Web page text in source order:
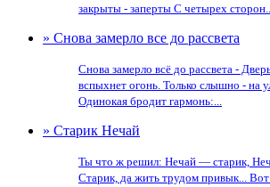
закрыты - заперты С четырех
» Снова замерло все до рассвета
Снова замерло всё до рассвета -
вспыхнет огонь. Только слышно - на
Одинокая бродит гармонь:...
» Старик Нечай
Ты что ж решил: Нечай — старик,
Старик, да жить трудом привык...